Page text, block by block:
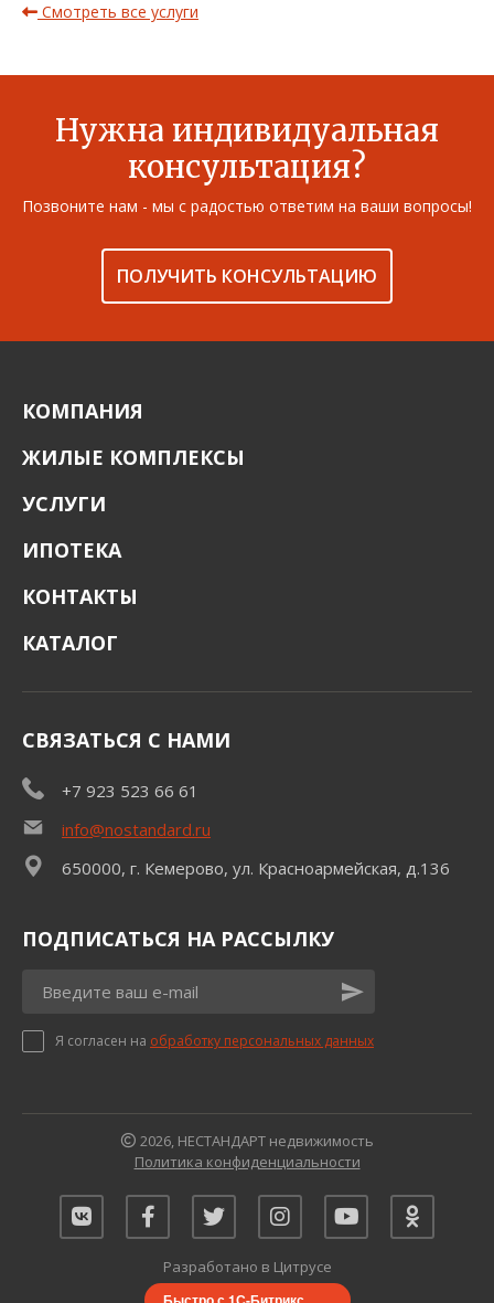
Смотреть все услуги
Нужна индивидуальная
консультация?
Позвоните нам - мы с радостью ответим на ваши вопросы!
ПОЛУЧИТЬ КОНСУЛЬТАЦИЮ
КОМПАНИЯ
ЖИЛЫЕ КОМПЛЕКСЫ
УСЛУГИ
ИПОТЕКА
КОНТАКТЫ
КАТАЛОГ
СВЯЗАТЬСЯ С НАМИ
+7 923 523 66 61
info@nostandard.ru
650000, г. Кемерово, ул. Красноармейская, д.136
ПОДПИСАТЬСЯ НА РАССЫЛКУ
Я согласен на обработку персональных данных
2026, НЕСТАНДАРТ недвижимость
Политика конфиденциальности
Разработано в Цитрусе